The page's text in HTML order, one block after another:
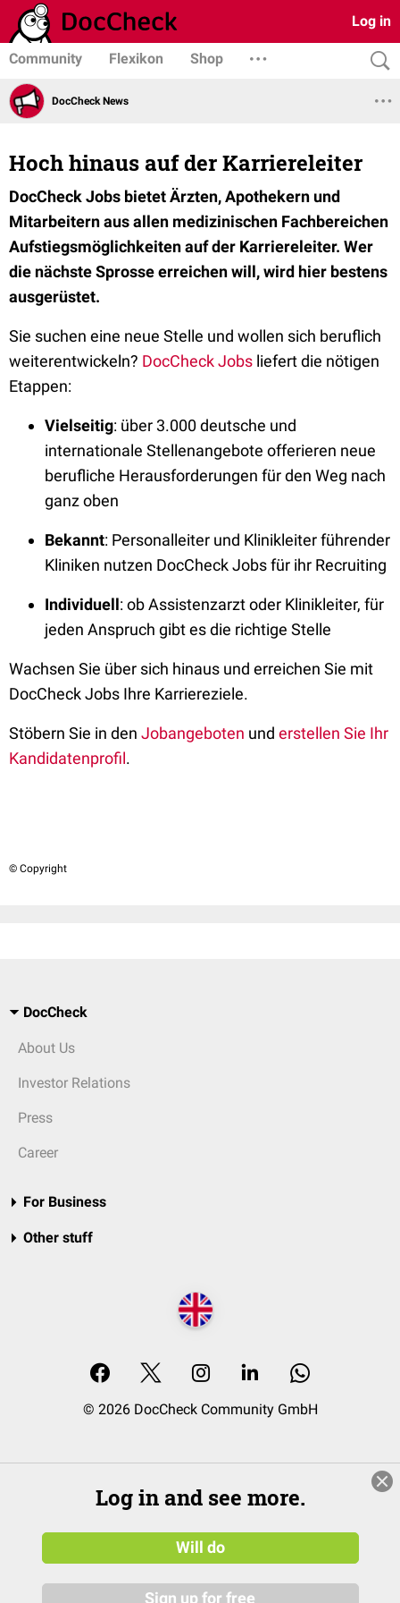
Log in
Community Flexikon Shop
DocCheck News
Hoch hinaus auf der Karriereleiter
DocCheck Jobs bietet Ärzten, Apothekern und
Mitarbeitern aus allen medizinischen Fachbereichen
Aufstiegsmöglichkeiten auf der Karriereleiter. Wer
die nächste Sprosse erreichen will, wird hier bestens
ausgerüstet.
Sie suchen eine neue Stelle und wollen sich beruflich
weiterentwickeln? DocCheck Jobs liefert die nötigen
Etappen:
Vielseitig: über 3.000 deutsche und
internationale Stellenangebote offerieren neue
berufliche Herausforderungen für den Weg nach
ganz oben
Bekannt: Personalleiter und Klinikleiter führender
Kliniken nutzen DocCheck Jobs für ihr Recruiting
Individuell: ob Assistenzarzt oder Klinikleiter, für
jeden Anspruch gibt es die richtige Stelle
Wachsen Sie über sich hinaus und erreichen Sie mit
DocCheck Jobs Ihre Karriereziele.
Stöbern Sie in den Jobangeboten und erstellen Sie Ihr
Kandidatenprofil.
© Copyright
DocCheck
About Us
Investor Relations
Press
Career
For Business
Other stuff
© 2026 DocCheck Community GmbH
Log in and see more.
Will do
Sign up for free